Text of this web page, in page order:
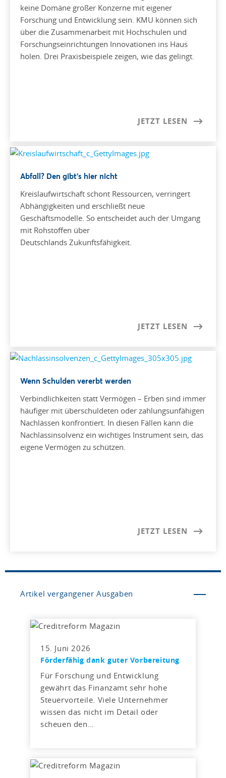
keine Domäne großer Konzerne mit eigener
Forschung und Entwicklung sein. KMU können sich
über die Zusammenarbeit mit Hochschulen und
Forschungseinrichtungen Innovationen ins Haus
holen. Drei Praxisbeispiele zeigen, wie das gelingt.
JETZT LESEN
Abfall? Den gibt’s hier nicht
Kreislaufwirtschaft schont Ressourcen, verringert
Abhängigkeiten und erschließt neue
Geschäftsmodelle. So entscheidet auch der Umgang
mit Rohstoffen über
Deutschlands Zukunftsfähigkeit.
JETZT LESEN
Wenn Schulden vererbt werden
Verbindlichkeiten statt Vermögen – Erben sind immer
häufiger mit überschuldeten oder zahlungsunfähigen
Nachlässen konfrontiert. In diesen Fällen kann die
Nachlassinsolvenz ein wichtiges Instrument sein, das
eigene Vermögen zu schützen.
JETZT LESEN
Artikel vergangener Ausgaben
15. Juni 2026
Förderfähig dank guter Vorbereitung
Für Forschung und Entwicklung
gewährt das Finanzamt sehr hohe
Steuervorteile. Viele Unternehmer
wissen das nicht im Detail oder
scheuen den…